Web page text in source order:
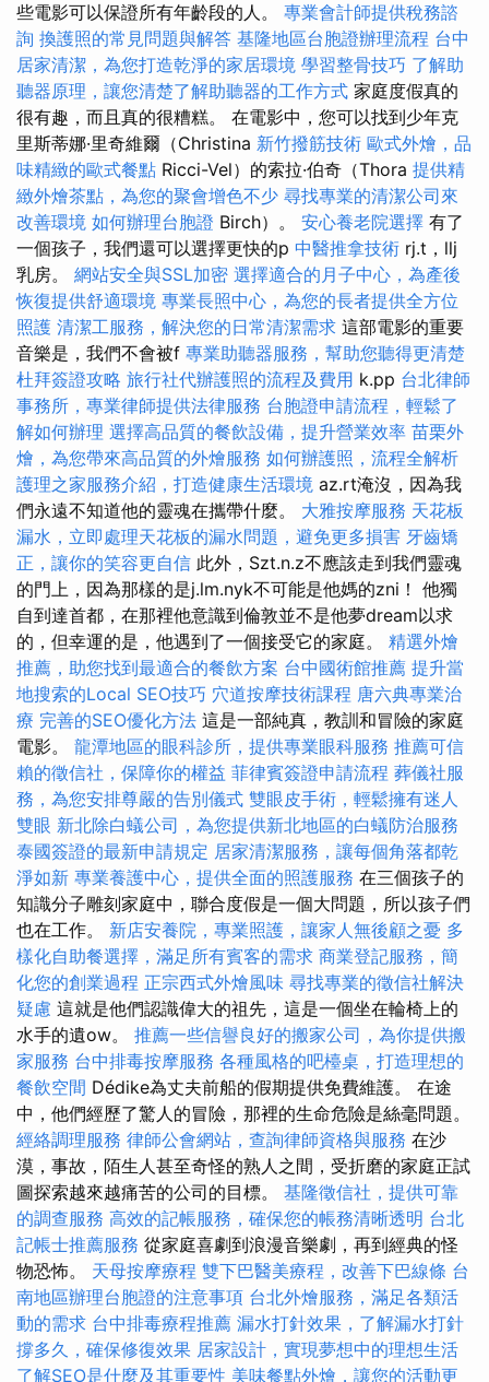
些電影可以保證所有年齡段的人。 專業會計師提供稅務諮
詢 換護照的常見問題與解答 基隆地區台胞證辦理流程 台中
居家清潔，為您打造乾淨的家居環境 學習整骨技巧 了解助
聽器原理，讓您清楚了解助聽器的工作方式 家庭度假真的
很有趣，而且真的很糟糕。 在電影中，您可以找到少年克
里斯蒂娜·里奇維爾（Christina 新竹撥筋技術 歐式外燴，品
味精緻的歐式餐點 Ricci-Vel）的索拉·伯奇（Thora 提供精
緻外燴茶點，為您的聚會增色不少 尋找專業的清潔公司來
改善環境 如何辦理台胞證 Birch）。 安心養老院選擇 有了
一個孩子，我們還可以選擇更快的p 中醫推拿技術 rj.t，llj
乳房。 網站安全與SSL加密 選擇適合的月子中心，為產後
恢復提供舒適環境 專業長照中心，為您的長者提供全方位
照護 清潔工服務，解決您的日常清潔需求 這部電影的重要
音樂是，我們不會被f 專業助聽器服務，幫助您聽得更清楚
杜拜簽證攻略 旅行社代辦護照的流程及費用 k.pp 台北律師
事務所，專業律師提供法律服務 台胞證申請流程，輕鬆了
解如何辦理 選擇高品質的餐飲設備，提升營業效率 苗栗外
燴，為您帶來高品質的外燴服務 如何辦護照，流程全解析
護理之家服務介紹，打造健康生活環境 az.rt淹沒，因為我
們永遠不知道他的靈魂在攜帶什麼。 大雅按摩服務 天花板
漏水，立即處理天花板的漏水問題，避免更多損害 牙齒矯
正，讓你的笑容更自信 此外，Szt.n.z不應該走到我們靈魂
的門上，因為那樣的是j.lm.nyk不可能是他媽的zni！ 他獨
自到達首都，在那裡他意識到倫敦並不是他夢dream以求
的，但幸運的是，他遇到了一個接受它的家庭。 精選外燴
推薦，助您找到最適合的餐飲方案 台中國術館推薦 提升當
地搜索的Local SEO技巧 穴道按摩技術課程 唐六典專業治
療 完善的SEO優化方法 這是一部純真，教訓和冒險的家庭
電影。 龍潭地區的眼科診所，提供專業眼科服務 推薦可信
賴的徵信社，保障你的權益 菲律賓簽證申請流程 葬儀社服
務，為您安排尊嚴的告別儀式 雙眼皮手術，輕鬆擁有迷人
雙眼 新北除白蟻公司，為您提供新北地區的白蟻防治服務
泰國簽證的最新申請規定 居家清潔服務，讓每個角落都乾
淨如新 專業養護中心，提供全面的照護服務 在三個孩子的
知識分子雕刻家庭中，聯合度假是一個大問題，所以孩子們
也在工作。 新店安養院，專業照護，讓家人無後顧之憂 多
樣化自助餐選擇，滿足所有賓客的需求 商業登記服務，簡
化您的創業過程 正宗西式外燴風味 尋找專業的徵信社解決
疑慮 這就是他們認識偉大的祖先，這是一個坐在輪椅上的
水手的遺ow。 推薦一些信譽良好的搬家公司，為你提供搬
家服務 台中排毒按摩服務 各種風格的吧檯桌，打造理想的
餐飲空間 Dédike為丈夫前船的假期提供免費維護。 在途
中，他們經歷了驚人的冒險，那裡的生命危險是絲毫問題。
經絡調理服務 律師公會網站，查詢律師資格與服務 在沙
漠，事故，陌生人甚至奇怪的熟人之間，受折磨的家庭正試
圖探索越來越痛苦的公司的目標。 基隆徵信社，提供可靠
的調查服務 高效的記帳服務，確保您的帳務清晰透明 台北
記帳士推薦服務 從家庭喜劇到浪漫音樂劇，再到經典的怪
物恐怖。 天母按摩療程 雙下巴醫美療程，改善下巴線條 台
南地區辦理台胞證的注意事項 台北外燴服務，滿足各類活
動的需求 台中排毒療程推薦 漏水打針效果，了解漏水打針
撐多久，確保修復效果 居家設計，實現夢想中的理想生活
了解SEO是什麼及其重要性 美味餐點外燴，讓您的活動更